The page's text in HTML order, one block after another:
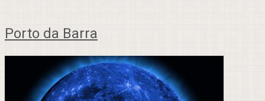
Porto da Barra